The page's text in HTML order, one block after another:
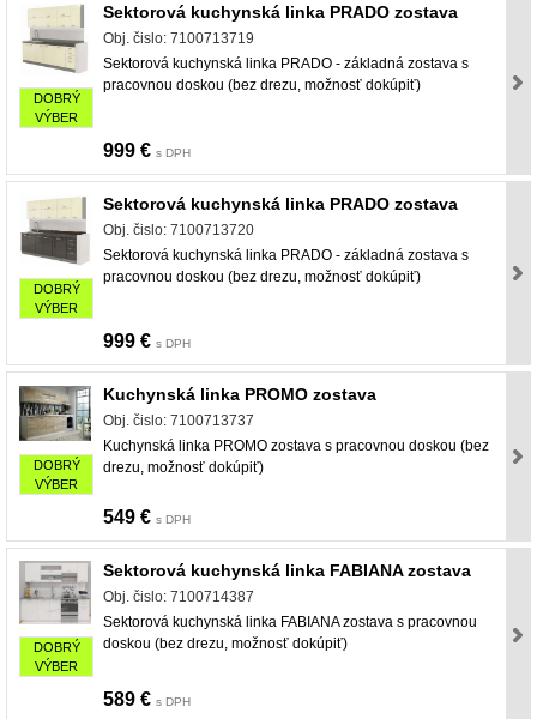
DOBRÝ
VÝBER
Sektorová kuchynská linka PRADO zostava
Obj. čislo: 7100713719
Sektorová kuchynská linka PRADO - základná zostava s
pracovnou doskou (bez drezu, možnosť dokúpiť)
999 € s DPH
DOBRÝ
VÝBER
Sektorová kuchynská linka PRADO zostava
Obj. čislo: 7100713720
Sektorová kuchynská linka PRADO - základná zostava s
pracovnou doskou (bez drezu, možnosť dokúpiť)
999 € s DPH
DOBRÝ
VÝBER
Kuchynská linka PROMO zostava
Obj. čislo: 7100713737
Kuchynská linka PROMO zostava s pracovnou doskou (bez
drezu, možnosť dokúpiť)
549 € s DPH
DOBRÝ
VÝBER
Sektorová kuchynská linka FABIANA zostava
Obj. čislo: 7100714387
Sektorová kuchynská linka FABIANA zostava s pracovnou
doskou (bez drezu, možnosť dokúpiť)
589 € s DPH